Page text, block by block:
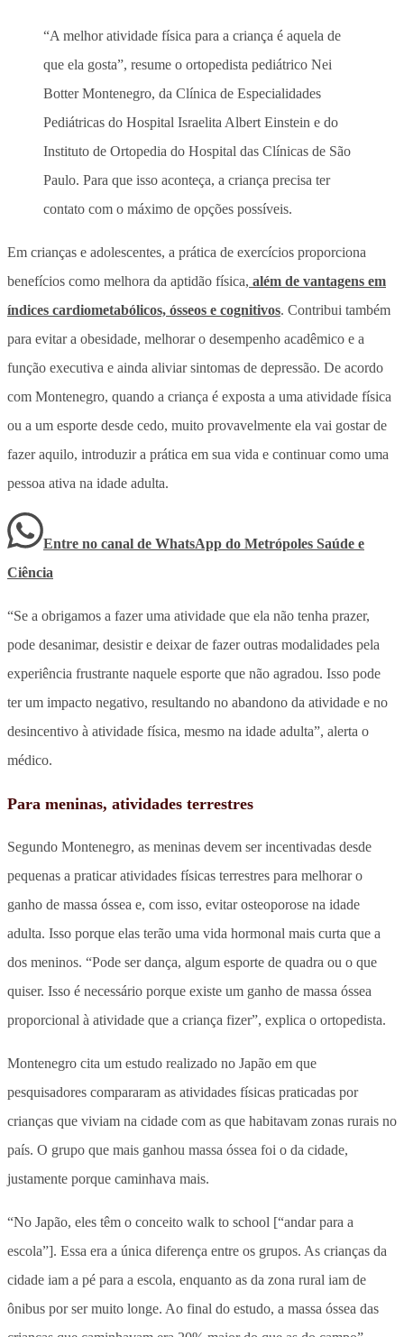
“A melhor atividade física para a criança é aquela de
que ela gosta”, resume o ortopedista pediátrico Nei
Botter Montenegro, da Clínica de Especialidades
Pediátricas do Hospital Israelita Albert Einstein e do
Instituto de Ortopedia do Hospital das Clínicas de São
Paulo. Para que isso aconteça, a criança precisa ter
contato com o máximo de opções possíveis.
Em crianças e adolescentes, a prática de exercícios proporciona
benefícios como melhora da aptidão física, além de vantagens em
índices cardiometabólicos, ósseos e cognitivos. Contribui também
para evitar a obesidade, melhorar o desempenho acadêmico e a
função executiva e ainda aliviar sintomas de depressão. De acordo
com Montenegro, quando a criança é exposta a uma atividade física
ou a um esporte desde cedo, muito provavelmente ela vai gostar de
fazer aquilo, introduzir a prática em sua vida e continuar como uma
pessoa ativa na idade adulta.
Entre no canal de WhatsApp do Metrópoles Saúde e
Ciência
“Se a obrigamos a fazer uma atividade que ela não tenha prazer,
pode desanimar, desistir e deixar de fazer outras modalidades pela
experiência frustrante naquele esporte que não agradou. Isso pode
ter um impacto negativo, resultando no abandono da atividade e no
desincentivo à atividade física, mesmo na idade adulta”, alerta o
médico.
Para meninas, atividades terrestres
Segundo Montenegro, as meninas devem ser incentivadas desde
pequenas a praticar atividades físicas terrestres para melhorar o
ganho de massa óssea e, com isso, evitar osteoporose na idade
adulta. Isso porque elas terão uma vida hormonal mais curta que a
dos meninos. “Pode ser dança, algum esporte de quadra ou o que
quiser. Isso é necessário porque existe um ganho de massa óssea
proporcional à atividade que a criança fizer”, explica o ortopedista.
Montenegro cita um estudo realizado no Japão em que
pesquisadores compararam as atividades físicas praticadas por
crianças que viviam na cidade com as que habitavam zonas rurais no
país. O grupo que mais ganhou massa óssea foi o da cidade,
justamente porque caminhava mais.
“No Japão, eles têm o conceito walk to school [“andar para a
escola”]. Essa era a única diferença entre os grupos. As crianças da
cidade iam a pé para a escola, enquanto as da zona rural iam de
ônibus por ser muito longe. Ao final do estudo, a massa óssea das